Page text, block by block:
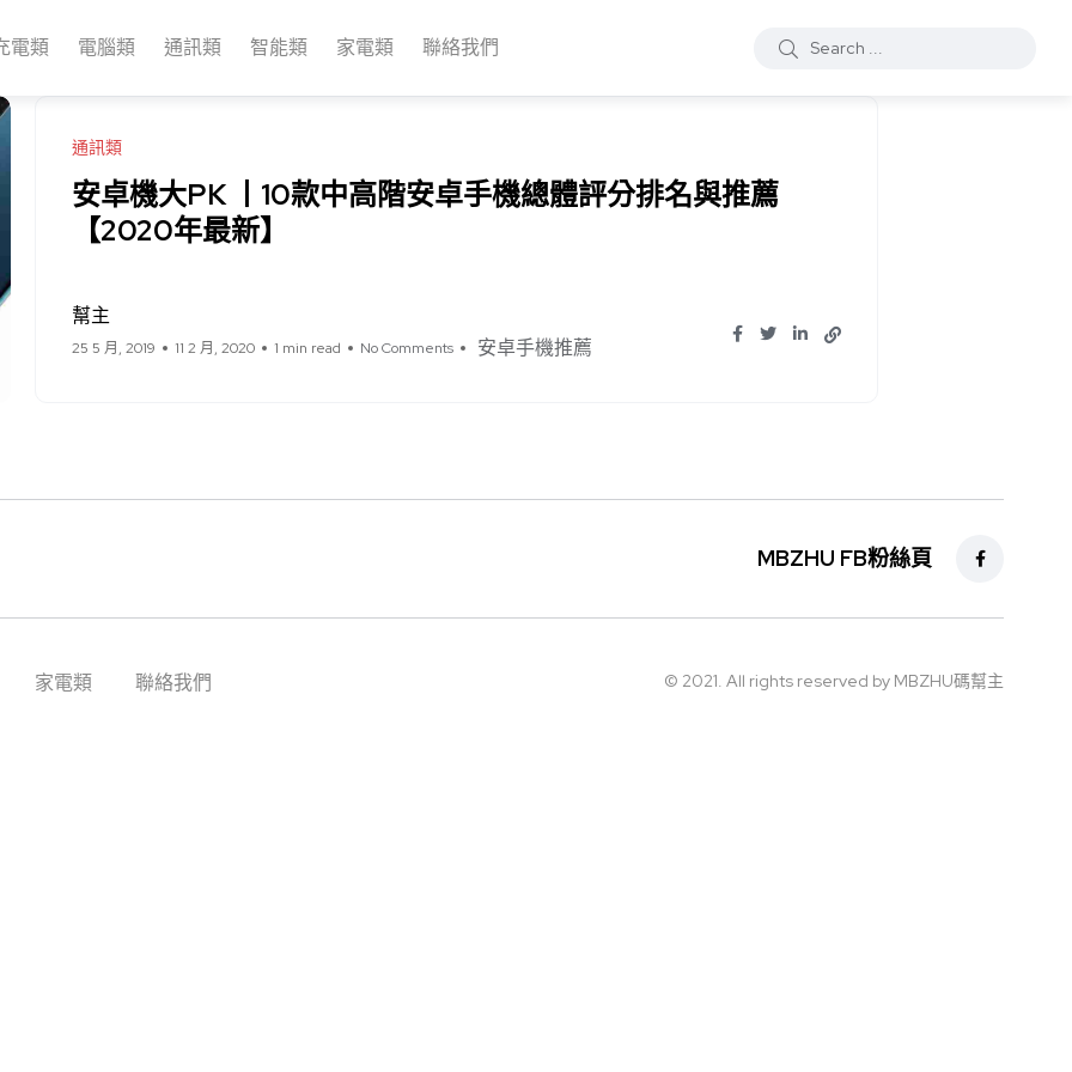
電類 電腦類 通訊類 智能類 家電類 聯絡我們
通訊類
安卓機大PK 丨10款中高階安卓手機總體評分排名與推薦
【2020年最新】
幫主
25 5 月, 2019 11 2 月, 2020 1 min read No Comments 安卓手機推薦
MBZHU FB粉絲頁
家電類 聯絡我們 © 2021. All rights reserved by MBZHU碼幫主